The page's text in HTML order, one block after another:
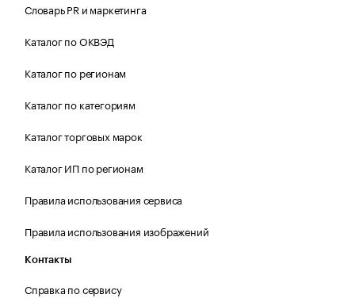
Словарь PR и маркетинга
Каталог по ОКВЭД
Каталог по регионам
Каталог по категориям
Каталог торговых марок
Каталог ИП по регионам
Правила использования сервиса
Правила использования изображений
Контакты
Справка по сервису